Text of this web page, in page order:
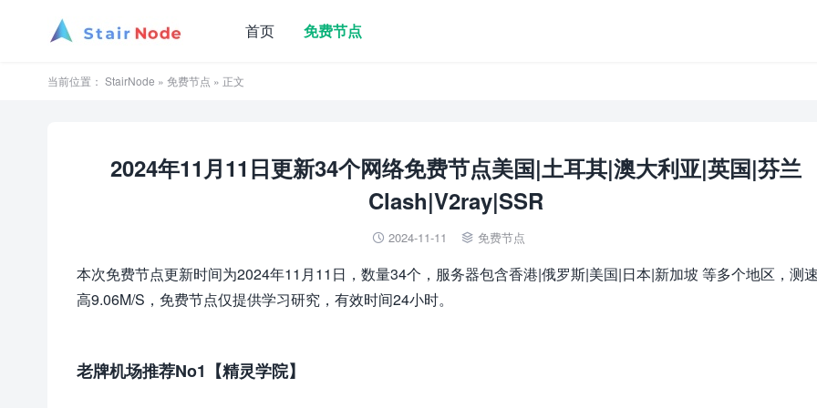
首页 免费节点
当前位置： StairNode » 免费节点 » 正文
2024年11月11日更新34个网络免费节点美国|土耳其|澳大利亚|英国|芬兰
Clash|V2ray|SSR
 2024-11-11  免费节点
本次免费节点更新时间为2024年11月11日，数量34个，服务器包含香港|俄罗斯|美国|日本|新加坡 等多个地区，测
高9.06M/S，免费节点仅提供学习研究，有效时间24小时。
老牌机场推荐No1【精灵学院】